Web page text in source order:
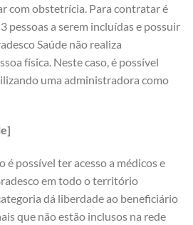
com obstetrícia. Para contratar é
pessoas a serem incluídas e possuir
Saúde não realiza
física. Neste caso, é possível
uma administradora como
possível ter acesso a médicos e
em todo o território
dá liberdade ao beneficiário
que não estão inclusos na rede